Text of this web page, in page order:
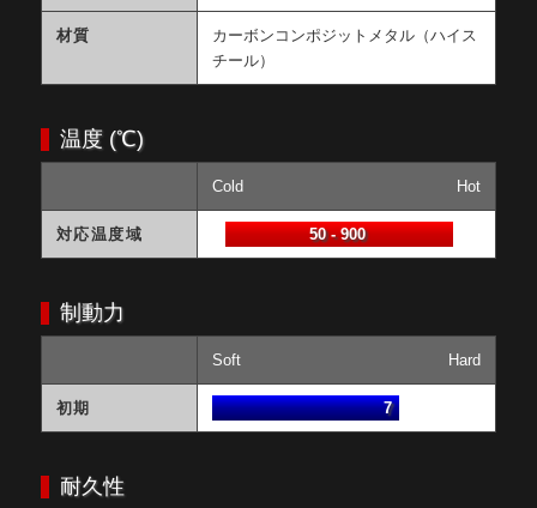
材質
カーボンコンポジットメタル（ハイス
チール）
温度 (℃)
Cold Hot
対応温度域 50 - 900
制動力
Soft Hard
初期 7
耐久性